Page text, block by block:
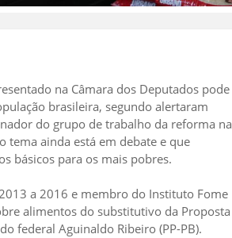
na Câmara dos Deputados pode
brasileira, segundo alertaram
do grupo de trabalho da reforma na
tema ainda está em debate e que
básicos para os mais pobres.
a 2016 e membro do Instituto Fome
alimentos do substitutivo da Proposta
federal Aguinaldo Ribeiro (PP-PB).